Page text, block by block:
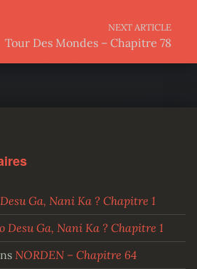
NEXT ARTICLE
Tour Des Mondes – Chapitre 78
Ga, Nani Ka ? Chapitre 1
Desu Ga, Nani Ka ? Chapitre 1
NORDEN – Chapitre 64